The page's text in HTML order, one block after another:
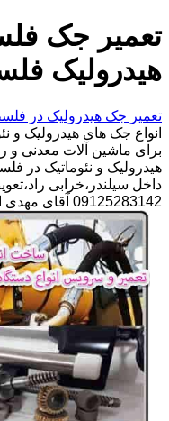
تعمیر جک
هیدرولیک
تعمیر جک هیدرولیک در
انواع جک های هیدرولیک و
برای ماشین آلات معدنی و
هیدرولیک و نئوماتیک در
داخل سیلندر،خرابی
09125283142 آقای مهدی ابراهیمی